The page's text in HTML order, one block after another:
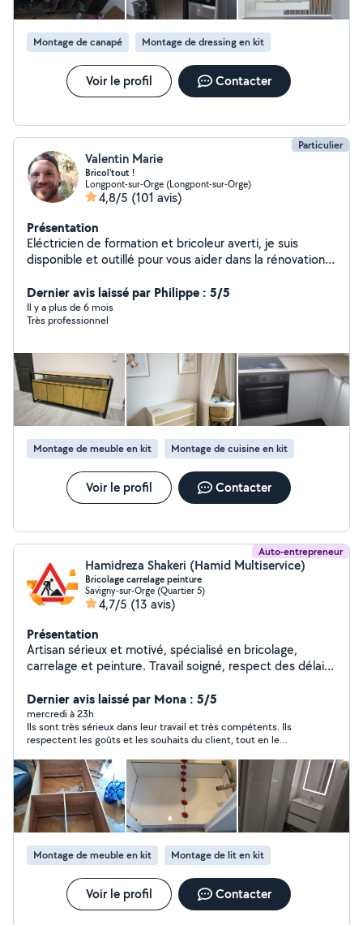
Montage de canapé Montage de dressing en kit
Voir le profil Contacter
Particulier
Valentin Marie
Bricol'tout !
Longpont-sur-Orge (Longpont-sur-Orge)
4,8/5 (101 avis)
Présentation
Eléctricien de formation et bricoleur averti, je suis
disponible et outillé pour vous aider dans la rénovation (
reprise d'enduit, de peinture et autres finitions,
réfection joint silicone..) ainsi que dans l'aménagement
et la décoration de votre appartement ou maison (
de dressings et meubles en tout genre, installation
électroménager ..) . Travail méticuleux, je ferai mon
possible pour redonner un petit coup de jeune à votre
intérieur . Également disponible pour vos dépannages
électricité, électroménager et plomberie, volets
roulants , entretiens extérieurs, ( tonte de pelouse,
taille de haie, nettoyage de terrasses... ) . Pour
information, je suis limité à un rayon de 10kms autour de
Longpont sur orge, je ne pourrais donc pas vous
répondre via le site pour toute demande en message
très vite !
Dernier avis laissé par Philippe : 5/5
Il y a plus de 6 mois
Très professionnel
Montage de meuble en kit Montage de cuisine en kit
Voir le profil Contacter
Auto-entrepreneur
Hamidreza Shakeri (Hamid Multiservice)
Bricolage carrelage peinture
Savigny-sur-Orge (Quartier 5)
4,7/5 (13 avis)
Présentation
Artisan sérieux et motivé, spécialisé en bricolage,
carrelage et peinture. Travail soigné, respect des délais
et grands travaux de rénovation.. N'hésitez pas si vous
Dernier avis laissé par Mona : 5/5
mercredi à 23h
Ils sont très sérieux dans leur travail et très compétents. Ils
respectent les goûts et les souhaits du client, tout en le
résultat.
Montage de meuble en kit Montage de lit en kit
Voir le profil Contacter